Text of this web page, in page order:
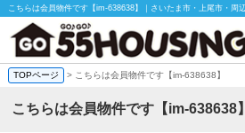
TOPページ > こちらは会員物件です【im-638638】
こちらは会員物件です【im-638638】